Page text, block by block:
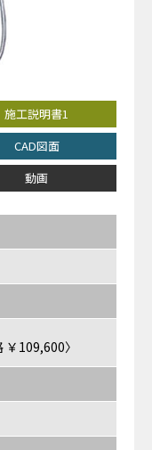
施工説明書1
CAD図面
動画
￥109,600〉